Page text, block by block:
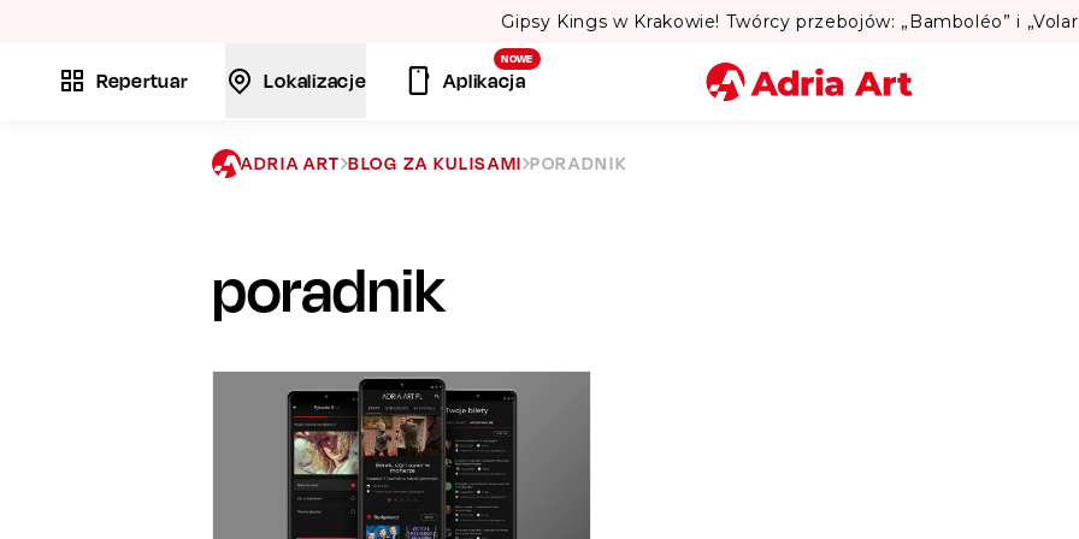
Repertuar Lokalizacje
NOWE
Aplikacja
ADRIA ART BLOG ZA KULISAMI PORADNIK
poradnik